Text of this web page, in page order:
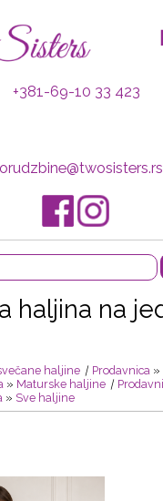
+381-69-10 33 423
haljina na
haljine | Prodavnica »
» Maturske haljine |
» Sve haljine